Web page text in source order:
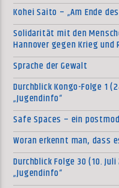
Kohei Saito – „Am Ende
Solidarität mit den
Hannover gegen Krieg und
Sprache der Gewalt
Durchblick Kongo-Folge 1
„Jugendinfo“
Safe Spaces – ein
Woran erkennt man,
Durchblick Folge 30 (10.
„Jugendinfo“